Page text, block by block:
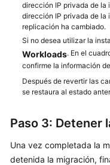
dirección IP privada de la
dirección IP privada de la
replicación ha cambiado.
Si no desea utilizar la
Workloads. En el
confirme la información
Después de revertir las
se restaura al estado
Paso 3: Detener
Una vez completada la
detenida la migración,